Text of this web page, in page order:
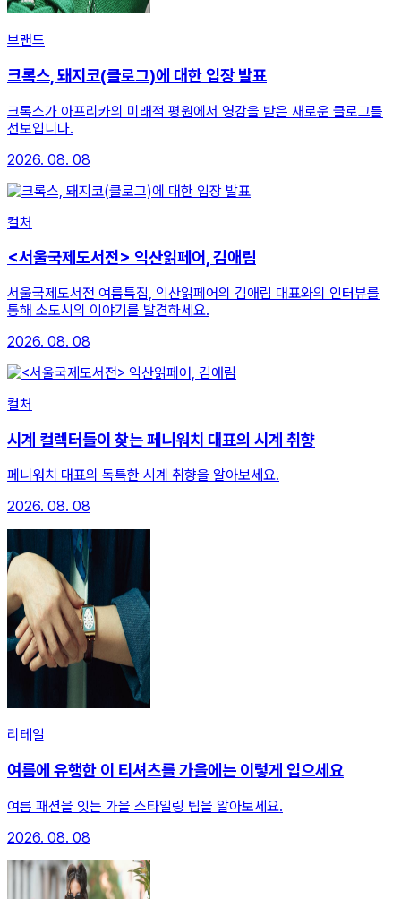
브랜드
크록스, 돼지코(클로그)에 대한 입장 발표
크록스가 아프리카의 미래적 평원에서 영감을 받은 새로운 클로그를
선보입니다.
2026. 08. 08
컬처
<서울국제도서전> 익산읽페어, 김애림
서울국제도서전 여름특집, 익산읽페어의 김애림 대표와의 인터뷰를
통해 소도시의 이야기를 발견하세요.
2026. 08. 08
컬처
시계 컬렉터들이 찾는 페니워치 대표의 시계 취향
페니워치 대표의 독특한 시계 취향을 알아보세요.
2026. 08. 08
리테일
여름에 유행한 이 티셔츠를 가을에는 이렇게 입으세요
여름 패션을 잇는 가을 스타일링 팁을 알아보세요.
2026. 08. 08